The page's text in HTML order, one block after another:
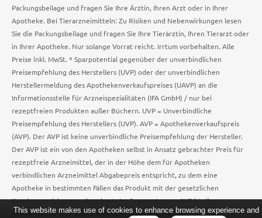
Packungsbeilage und fragen Sie Ihre Ärztin, Ihren Arzt oder in Ihrer
Apotheke. Bei Tierarzneimitteln: Zu Risiken und Nebenwirkungen lesen
Sie die Packungsbeilage und fragen Sie Ihre Tierärztin, Ihren Tierarzt oder
in Ihrer Apotheke. Nur solange Vorrat reicht. Irrtum vorbehalten. Alle
Preise inkl. MwSt. * Sparpotential gegenüber der unverbindlichen
Preisempfehlung des Herstellers (UVP) oder der unverbindlichen
Herstellermeldung des Apothekenverkaufspreises (UAVP) an die
Informationsstelle für Arzneispezialitäten (IFA GmbH) / nur bei
rezeptfreien Produkten außer Büchern. UVP = Unverbindliche
Preisempfehlung des Herstellers (UVP). AVP = Apothekenverkaufspreis
(AVP). Der AVP ist keine unverbindliche Preisempfehlung der Hersteller.
Der AVP ist ein von den Apotheken selbst in Ansatz gebrachter Preis für
rezeptfreie Arzneimittel, der in der Höhe dem für Apotheken
verbindlichen Arzneimittel Abgabepreis entspricht, zu dem eine
Apotheke in bestimmten Fällen das Produkt mit der gesetzlichen
Krankenversicherung abrechnet. Im Gegensatz zum AVP ist die
gebräuchliche UVP eine Empfehlung der Hersteller.
This website makes use of cookies to enhance browsing experience and